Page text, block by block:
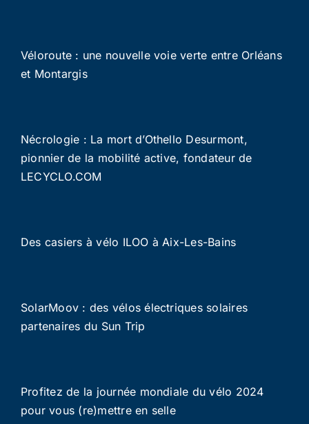
Véloroute : une nouvelle voie verte entre Orléans
et Montargis
Nécrologie : La mort d’Othello Desurmont,
pionnier de la mobilité active, fondateur de
LECYCLO.COM
Des casiers à vélo ILOO à Aix-Les-Bains
SolarMoov : des vélos électriques solaires
partenaires du Sun Trip
Profitez de la journée mondiale du vélo 2024
pour vous (re)mettre en selle